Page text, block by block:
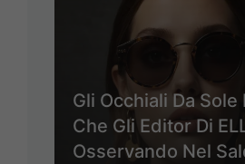
Gli Occhiali Da Sole
Che Gli Editor Di
Osservando Nel